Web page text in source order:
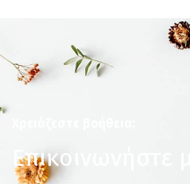
Επικοινωνήστε